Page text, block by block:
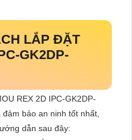
LẮP ĐẶT
GK2DP-
REX 2D IPC-GK2DP-
bảo an ninh tốt nhất,
dẫn sau đây: